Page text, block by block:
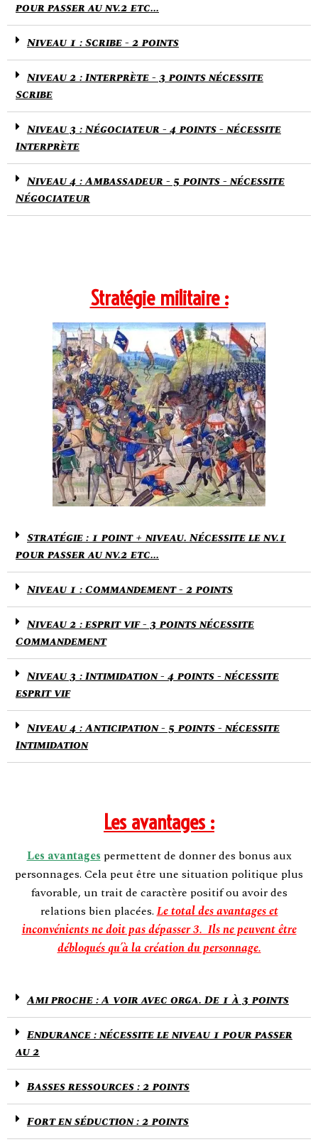
pour passer au nv.2 etc...
Niveau 1 : Scribe - 2 points
Niveau 2 : Interprète - 3 points nécessite
Scribe
Niveau 3 : Négociateur - 4 points - nécessite
Interprète
Niveau 4 : Ambassadeur - 5 points - nécessite
Négociateur
Stratégie militaire :
Stratégie : 1 point + niveau. Nécessite le nv.1
pour passer au nv.2 etc...
Niveau 1 : Commandement - 2 points
Niveau 2 : esprit vif - 3 points nécessite
Commandement
Niveau 3 : Intimidation - 4 points - nécessite
esprit vif
Niveau 4 : Anticipation - 5 points - nécessite
Intimidation
Les avantages :
Les avantages permettent de donner des bonus aux
personnages. Cela peut être une situation politique plus
favorable, un trait de caractère positif ou avoir des
relations bien placées. Le total des avantages et
inconvénients ne doit pas dépasser 3. Ils ne peuvent être
débloqués qu’à la création du personnage.
Ami proche : A voir avec orga. De 1 à 3 points
Endurance : nécessite le niveau 1 pour passer
au 2
Basses ressources : 2 points
Fort en séduction : 2 points